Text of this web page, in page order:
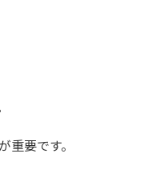
要です。